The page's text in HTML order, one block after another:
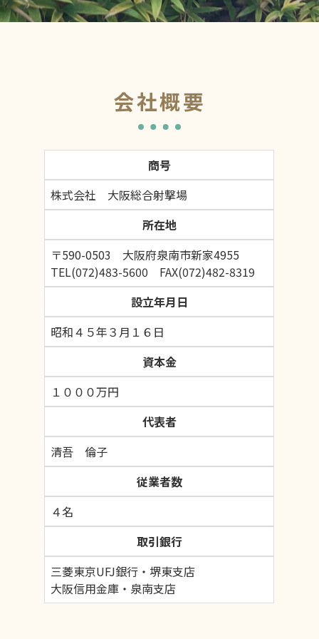
会社概要
商号
株式会社 大阪総合射撃場
所在地
〒590-0503 大阪府泉南市新家4955
TEL(072)483-5600 FAX(072)482-8319
設立年月日
昭和４５年３月１６日
資本金
１０００万円
代表者
清吾 倫子
従業者数
４名
取引銀行
三菱東京UFJ銀行・堺東支店
大阪信用金庫・泉南支店